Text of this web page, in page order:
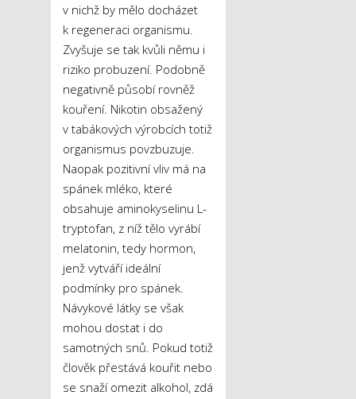
v nichž by mělo docházet
k regeneraci organismu.
Zvyšuje se tak kvůli němu i
riziko probuzení. Podobně
negativně působí rovněž
kouření. Nikotin obsažený
v tabákových výrobcích totiž
organismus povzbuzuje.
Naopak pozitivní vliv má na
spánek mléko, které
obsahuje aminokyselinu L-
tryptofan, z níž tělo vyrábí
melatonin, tedy hormon,
jenž vytváří ideální
podmínky pro spánek.
Návykové látky se však
mohou dostat i do
samotných snů. Pokud totiž
člověk přestává kouřit nebo
se snaží omezit alkohol, zdá